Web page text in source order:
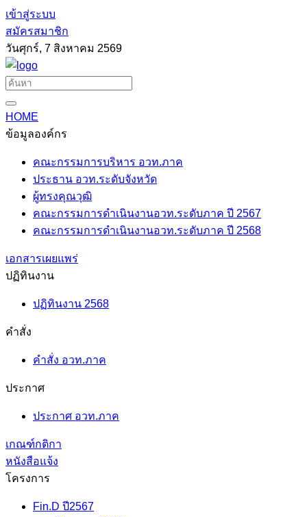
เข้าสู่ระบบ
สมัครสมาชิก
วันศุกร์, 7 สิงหาคม 2569
HOME
ข้อมูลองค์กร
คณะกรรมการบริหาร อวท.ภาค
ประธาน อวท.ระดับจังหวัด
ผู้ทรงคุณวุฒิ
คณะกรรมการดำเนินงานอวท.ระดับภาค ปี 2567
คณะกรรมการดำเนินงานอวท.ระดับภาค ปี 2568
เอกสารเผยแพร่
ปฏิทินงาน
ปฏิทินงาน 2568
คำสั่ง
คำสั่ง อวท.ภาค
ประกาศ
ประกาศ อวท.ภาค
เกณฑ์กติกา
หนังสือแจ้ง
โครงการ
Fin.D ปี2567